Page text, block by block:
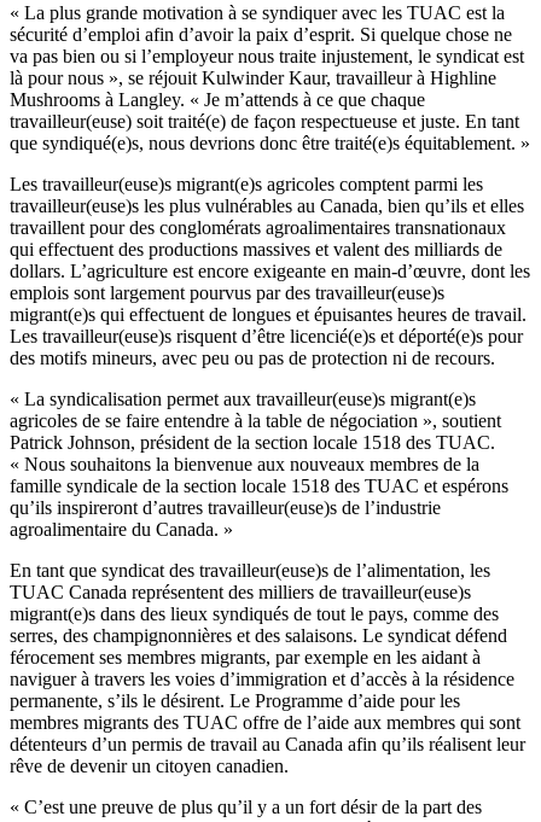
« La plus grande motivation à se syndiquer avec les TUAC est la
sécurité d’emploi afin d’avoir la paix d’esprit. Si quelque chose ne
va pas bien ou si l’employeur nous traite injustement, le syndicat est
là pour nous », se réjouit Kulwinder Kaur, travailleur à Highline
Mushrooms à Langley. « Je m’attends à ce que chaque
travailleur(euse) soit traité(e) de façon respectueuse et juste. En tant
que syndiqué(e)s, nous devrions donc être traité(e)s équitablement. »
Les travailleur(euse)s migrant(e)s agricoles comptent parmi les
travailleur(euse)s les plus vulnérables au Canada, bien qu’ils et elles
travaillent pour des conglomérats agroalimentaires transnationaux
qui effectuent des productions massives et valent des milliards de
dollars. L’agriculture est encore exigeante en main-d’œuvre, dont les
emplois sont largement pourvus par des travailleur(euse)s
migrant(e)s qui effectuent de longues et épuisantes heures de travail.
Les travailleur(euse)s risquent d’être licencié(e)s et déporté(e)s pour
des motifs mineurs, avec peu ou pas de protection ni de recours.
« La syndicalisation permet aux travailleur(euse)s migrant(e)s
agricoles de se faire entendre à la table de négociation », soutient
Patrick Johnson, président de la section locale 1518 des TUAC.
« Nous souhaitons la bienvenue aux nouveaux membres de la
famille syndicale de la section locale 1518 des TUAC et espérons
qu’ils inspireront d’autres travailleur(euse)s de l’industrie
agroalimentaire du Canada. »
En tant que syndicat des travailleur(euse)s de l’alimentation, les
TUAC Canada représentent des milliers de travailleur(euse)s
migrant(e)s dans des lieux syndiqués de tout le pays, comme des
serres, des champignonnières et des salaisons. Le syndicat défend
férocement ses membres migrants, par exemple en les aidant à
naviguer à travers les voies d’immigration et d’accès à la résidence
permanente, s’ils le désirent. Le Programme d’aide pour les
membres migrants des TUAC offre de l’aide aux membres qui sont
détenteurs d’un permis de travail au Canada afin qu’ils réalisent leur
rêve de devenir un citoyen canadien.
« C’est une preuve de plus qu’il y a un fort désir de la part des